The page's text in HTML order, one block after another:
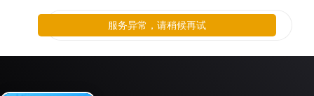
服务异常，请稍候再试